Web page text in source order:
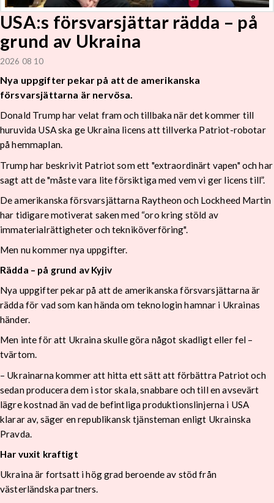
USA:s försvarsjättar rädda – på
grund av Ukraina
2026 08 10
Nya uppgifter pekar på att de amerikanska
försvarsjättarna är nervösa.
Donald Trump har velat fram och tillbaka när det kommer till
huruvida USA ska ge Ukraina licens att tillverka Patriot-robotar
på hemmaplan.
Trump har beskrivit Patriot som ett "extraordinärt vapen" och har
sagt att de "måste vara lite försiktiga med vem vi ger licens till”.
De amerikanska försvarsjättarna Raytheon och Lockheed Martin
har tidigare motiverat saken med “oro kring stöld av
immaterialrättigheter och tekniköverföring".
Men nu kommer nya uppgifter.
Rädda – på grund av Kyjiv
Nya uppgifter pekar på att de amerikanska försvarsjättarna är
rädda för vad som kan hända om teknologin hamnar i Ukrainas
händer.
Men inte för att Ukraina skulle göra något skadligt eller fel –
tvärtom.
– Ukrainarna kommer att hitta ett sätt att förbättra Patriot och
sedan producera dem i stor skala, snabbare och till en avsevärt
lägre kostnad än vad de befintliga produktionslinjerna i USA
klarar av, säger en republikansk tjänsteman enligt Ukrainska
Pravda.
Har vuxit kraftigt
Ukraina är fortsatt i hög grad beroende av stöd från
västerländska partners.